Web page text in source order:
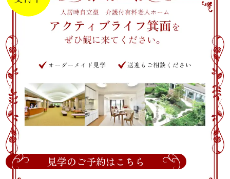
見学のご予約はこちら